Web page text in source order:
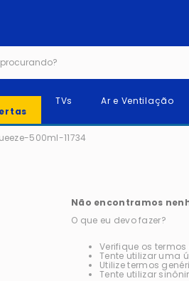
TVs Ar e Ventilação
500ml-11734
Não encontramos
O que eu devo fazer?
Verifique os
Tente utilizar uma
Utilize termos
Tente utilizar